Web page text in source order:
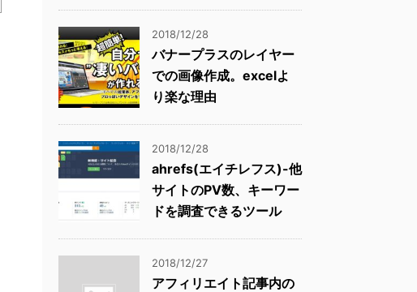
2018/12/28
バナープラスのレイヤー
での画像作成。excelよ
り楽な理由
2018/12/28
ahrefs(エイチレフス)-他
サイトのPV数、キーワー
ドを調査できるツール
2018/12/27
アフィリエイト記事内の